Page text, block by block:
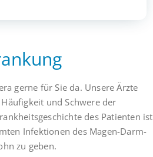
gerne für Sie da. Unsere Ärzte
und Schwere der
des Patienten ist
Infektionen des Magen-Darm-
zu geben.